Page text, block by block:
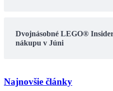
Dvojnásobné LEGO®
nákupu v Júni
Najnovšie články